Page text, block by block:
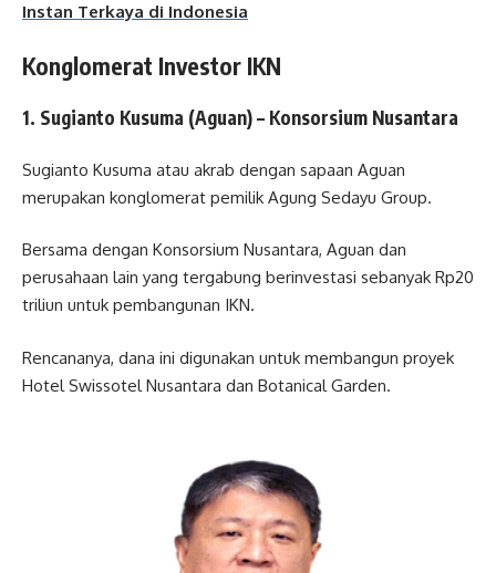
Instan Terkaya di Indonesia
Konglomerat Investor IKN
1. Sugianto Kusuma (Aguan) – Konsorsium Nusantara
Sugianto Kusuma atau akrab dengan sapaan Aguan
merupakan konglomerat pemilik Agung Sedayu Group.
Bersama dengan Konsorsium Nusantara, Aguan dan
perusahaan lain yang tergabung berinvestasi sebanyak Rp20
triliun untuk pembangunan IKN.
Rencananya, dana ini digunakan untuk membangun proyek
Hotel Swissotel Nusantara dan Botanical Garden.